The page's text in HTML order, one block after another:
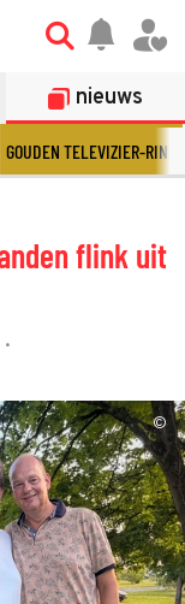
nieuws
GOUDEN TELEVIZIER-RING
flink uit
©